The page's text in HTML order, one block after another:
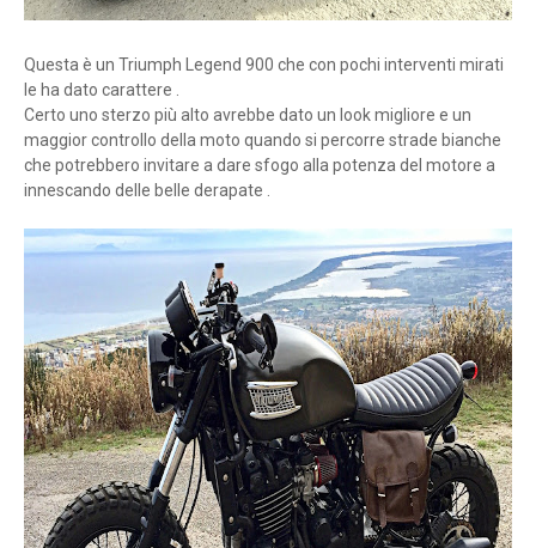
Questa è un Triumph Legend 900 che con pochi interventi mirati
le ha dato carattere .
Certo uno sterzo più alto avrebbe dato un look migliore e un
maggior controllo della moto quando si percorre strade bianche
che potrebbero invitare a dare sfogo alla potenza del motore a
innescando delle belle derapate .